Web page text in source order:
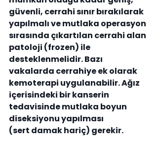
güvenli, cerrahi sınır bırakılarak
yapılmalı ve mutlaka operasyon
sırasında çıkartılan cerrahi alan
patoloji (frozen) ile
desteklenmelidir. Bazı
vakalarda cerrahiye ek olarak
kemoterapi uygulanabilir. Ağız
içerisindeki bir kanserin
tedavisinde mutlaka boyun
diseksiyonu yapılması
(sert damak hariç) gerekir.